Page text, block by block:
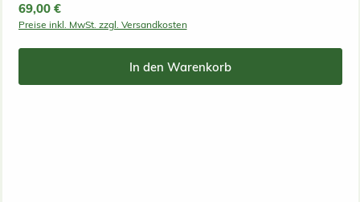
Regulärer Preis:
69,00 €
Preise inkl. MwSt. zzgl. Versandkosten
In den Warenkorb